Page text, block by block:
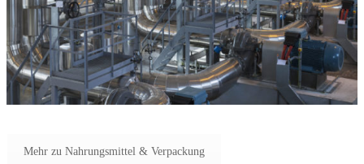
Mehr zu Nahrungsmittel & Verpackung